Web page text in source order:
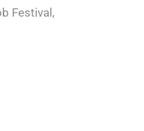
Festival,